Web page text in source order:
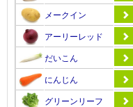
メークイン
アーリーレッド
だいこん
にんじん
グリーンリーフ